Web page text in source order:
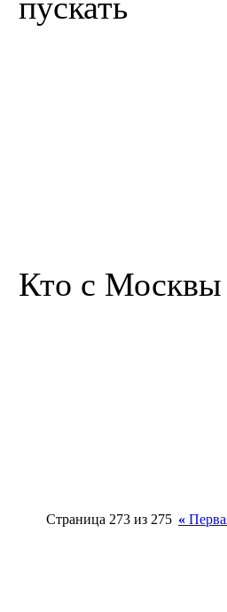
Кто с
Страница 273 из 275 «